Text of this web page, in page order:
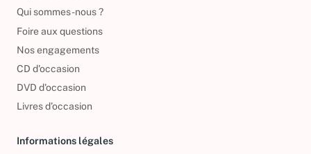
Qui sommes-nous ?
Foire aux questions
Nos engagements
CD d'occasion
DVD d'occasion
Livres d’occasion
Informations légales